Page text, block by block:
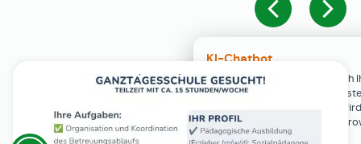
KI-Chatbot
Der KI-Chatbot steht erst nach
Einwilligung in den Cookie-
Verfügung. Der Chat-Verlauf
ausschließlich lokal in Ihrem
gespeichert.